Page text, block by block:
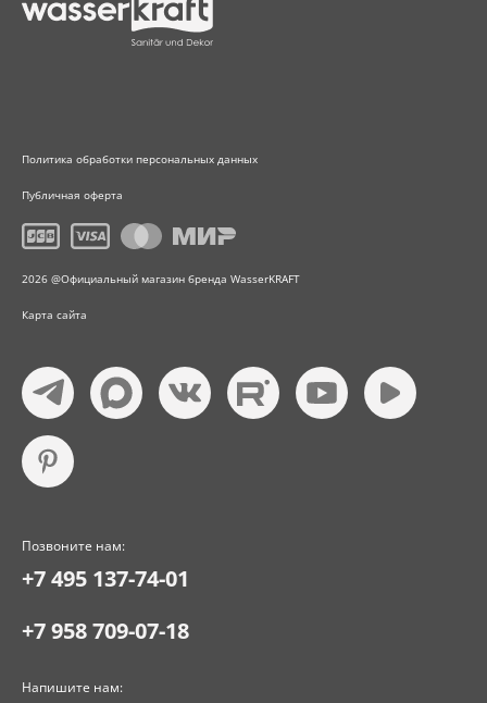
Политика обработки персональных данных
Публичная оферта
2026 @Официальный магазин бренда WasserKRAFT
Карта сайта
Позвоните нам:
+7 495 137-74-01
+7 958 709-07-18
Напишите нам: